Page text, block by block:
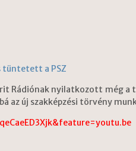
tüntetett a PSZ
Rádiónak nyilatkozott még
az új szakképzési törvény